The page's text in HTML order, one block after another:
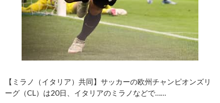
【ミラノ（イタリア）共同】サッカーの欧州チャンピオンズリ
ーグ（CL）は20日、イタリアのミラノなどで……